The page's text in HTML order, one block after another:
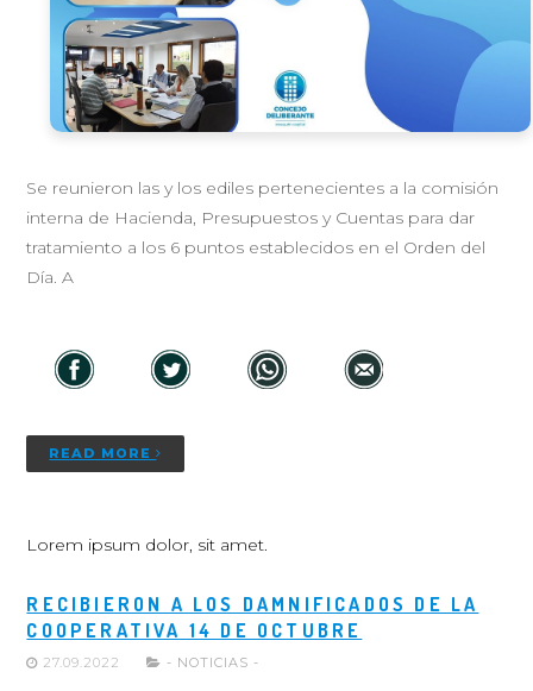
Se reunieron las y los ediles pertenecientes a la comisión
interna de Hacienda, Presupuestos y Cuentas para dar
tratamiento a los 6 puntos establecidos en el Orden del
Día. A
READ MORE
Lorem ipsum dolor, sit amet.
RECIBIERON A LOS DAMNIFICADOS DE LA
COOPERATIVA 14 DE OCTUBRE
27.09.2022 - NOTICIAS -